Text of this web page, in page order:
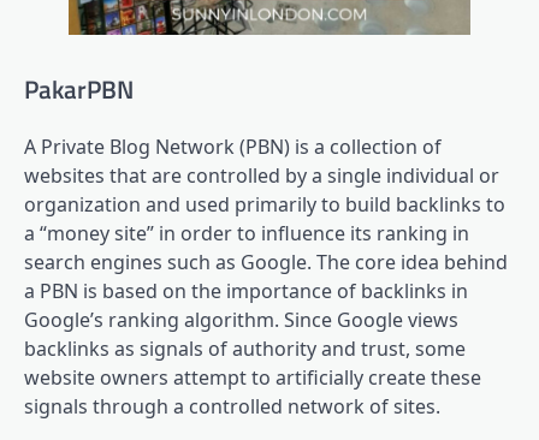
PakarPBN
A Private Blog Network (PBN) is a collection of
websites that are controlled by a single individual or
organization and used primarily to build backlinks to
a “money site” in order to influence its ranking in
search engines such as Google. The core idea behind
a PBN is based on the importance of backlinks in
Google’s ranking algorithm. Since Google views
backlinks as signals of authority and trust, some
website owners attempt to artificially create these
signals through a controlled network of sites.